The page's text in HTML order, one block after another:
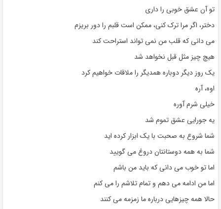
تو آن عشق خوبی را داری
دختر، اگر مرا ترک کنی، ممکن است قلبم را دور بریزم
می دانی که قلب من نمی تواند استراحت کند
هیچ چیز مثل قبل نخواهد شد
یک روز دیگر دوباره همدیگر را ملاقات خواهیم کرد
اوه، آره
خیلی شرم آوره
یه جورایی عشق تموم شد
شما شروع به صحبت با یک ابزار کرده اید
شما به همه دوستانتان دروغ می گویید
اما تو خوب می دانی که باید من باشم
اما من ادامه می دهم و تمام تلاشم را می کنم
حالا همه چیزهایی درباره ما زمزمه می کنند